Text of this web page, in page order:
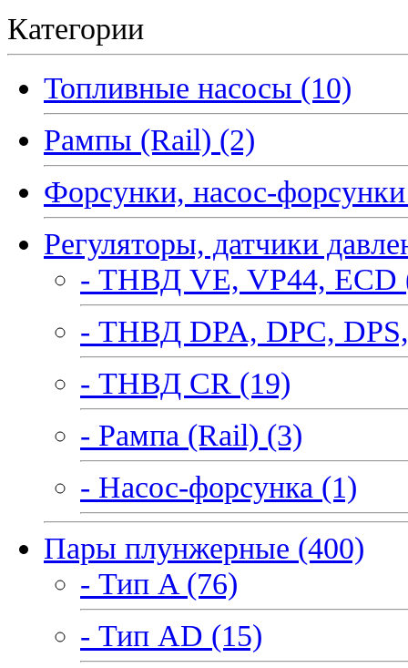
Категории
Топливные насосы (10)
Рампы (Rail) (2)
Форсунки, насос-
Регуляторы, датчики
- ТНВД VE, VP44, ECD
- ТНВД DPA, DPC,
- ТНВД CR (19)
- Рампа (Rail) (3)
- Насос-форсунка (1)
Пары плунжерные (400)
- Тип A (76)
- Тип AD (15)